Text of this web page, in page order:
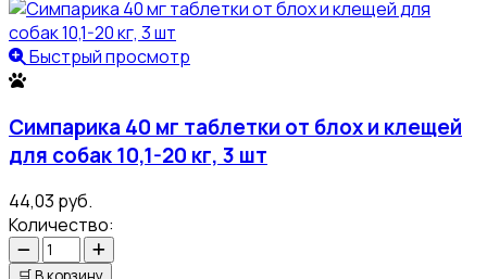
Быстрый просмотр
Симпарика 40 мг таблетки от блох и клещей
для собак 10,1-20 кг, 3 шт
44,03 руб.
Количество: